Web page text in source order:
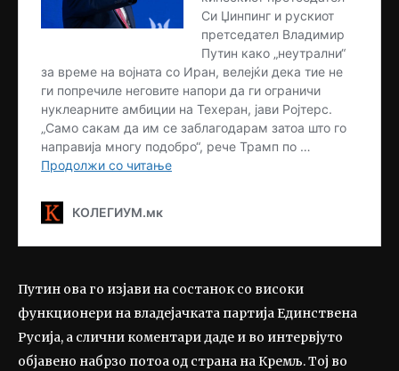
Путин ова го изјави на состанок со високи
функционери на владејачката партија Единствена
Русија, а слични коментари даде и во интервјуто
објавено набрзо потоа од страна на Кремљ. Тој во